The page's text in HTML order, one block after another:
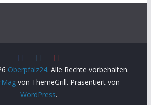
Oberpfalz24. Alle Rechte vorbehalten.
von ThemeGrill. Präsentiert von
WordPress.